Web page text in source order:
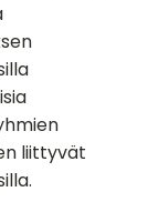
liittyvät